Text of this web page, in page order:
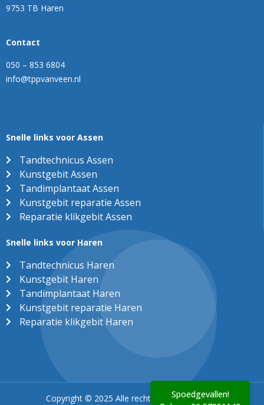
Spoedgevallen!
9753 TB Haren
Contact
050 – 853 6804
info@tppvanveen.nl
Snelle links voor Assen
Tandtechnicus Assen
Kunstgebit Assen
Tandimplantaat Assen
Kunstgebit reparatie Assen
Reparatie klikgebit Assen
Snelle links voor Haren
Tandtechnicus Haren
Kunstgebit Haren
Tandimplantaat Haren
Kunstgebit reparatie Haren
Reparatie klikgebit Haren
Copyright © 2025 Alle rechten voorbehouden